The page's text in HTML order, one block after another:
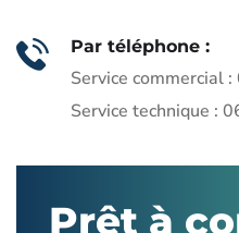
Par téléphone :
Service commercial
Service technique :
Prêt à